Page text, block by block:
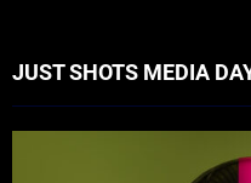
JUST SHOTS MEDIA